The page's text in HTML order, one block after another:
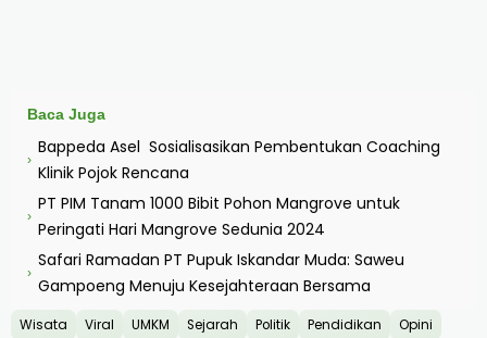
Baca Juga
›
Bappeda Asel Sosialisasikan Pembentukan Coaching
Klinik Pojok Rencana
›
PT PIM Tanam 1000 Bibit Pohon Mangrove untuk
Peringati Hari Mangrove Sedunia 2024
›
Safari Ramadan PT Pupuk Iskandar Muda: Saweu
Gampoeng Menuju Kesejahteraan Bersama
Wisata Viral UMKM Sejarah Politik Pendidikan
Opini